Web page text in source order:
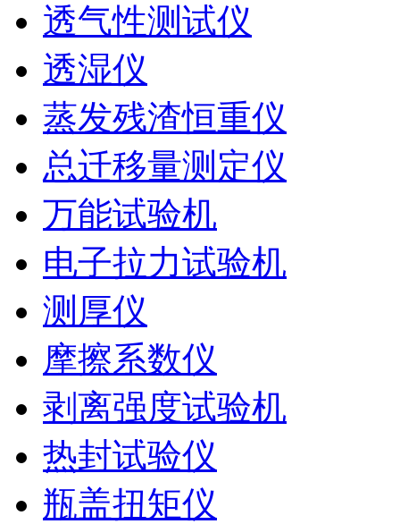
透气性测试仪
透湿仪
蒸发残渣恒重仪
总迁移量测定仪
万能试验机
电子拉力试验机
测厚仪
摩擦系数仪
剥离强度试验机
热封试验仪
瓶盖扭矩仪